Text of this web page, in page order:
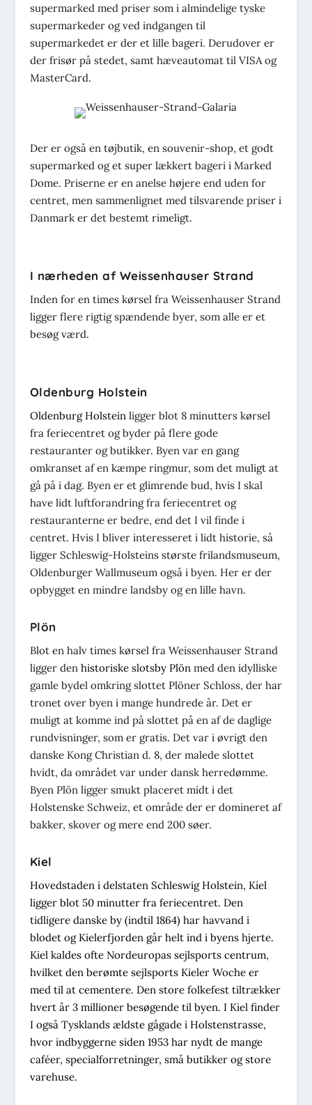
supermarked med priser som i almindelige tyske
supermarkeder og ved indgangen til
supermarkedet er der et lille bageri. Derudover er
der frisør på stedet, samt hæveautomat til VISA og
MasterCard.
Der er også en tøjbutik, en souvenir-shop, et godt
supermarked og et super lækkert bageri i Marked
Dome. Priserne er en anelse højere end uden for
centret, men sammenlignet med tilsvarende priser i
Danmark er det bestemt rimeligt.
I nærheden af Weissenhauser Strand
Inden for en times kørsel fra Weissenhauser Strand
ligger flere rigtig spændende byer, som alle er et
besøg værd.
Oldenburg Holstein
Oldenburg Holstein ligger blot 8 minutters kørsel
fra feriecentret og byder på flere gode
restauranter og butikker. Byen var en gang
omkranset af en kæmpe ringmur, som det muligt at
gå på i dag. Byen er et glimrende bud, hvis I skal
have lidt luftforandring fra feriecentret og
restauranterne er bedre, end det I vil finde i
centret. Hvis I bliver interesseret i lidt historie, så
ligger Schleswig-Holsteins største frilandsmuseum,
Oldenburger Wallmuseum også i byen. Her er der
opbygget en mindre landsby og en lille havn.
Plön
Blot en halv times kørsel fra Weissenhauser Strand
ligger den historiske slotsby Plön med den idylliske
gamle bydel omkring slottet Plöner Schloss, der har
tronet over byen i mange hundrede år. Det er
muligt at komme ind på slottet på en af de daglige
rundvisninger, som er gratis. Det var i øvrigt den
danske Kong Christian d. 8, der malede slottet
hvidt, da området var under dansk herredømme.
Byen Plön ligger smukt placeret midt i det
Holstenske Schweiz, et område der er domineret af
bakker, skover og mere end 200 søer.
Kiel
Hovedstaden i delstaten Schleswig Holstein, Kiel
ligger blot 50 minutter fra feriecentret. Den
tidligere danske by (indtil 1864) har havvand i
blodet og Kielerfjorden går helt ind i byens hjerte.
Kiel kaldes ofte Nordeuropas sejlsports centrum,
hvilket den berømte sejlsports Kieler Woche er
med til at cementere. Den store folkefest tiltrækker
hvert år 3 millioner besøgende til byen. I Kiel finder
I også Tysklands ældste gågade i Holstenstrasse,
hvor indbyggerne siden 1953 har nydt de mange
caféer, specialforretninger, små butikker og store
varehuse.